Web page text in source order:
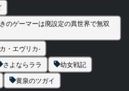
のゲーマーは廃設定の異世界で無双
・エヴリカ-
さよならララ
幼女戦記
黄泉のツガイ